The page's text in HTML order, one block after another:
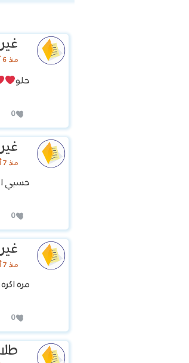
منذ 6 أشهر الساعة 06:24
حلو
0
منذ 7 أشهر الساعة 04:14
حسبي
0
منذ 7 أشهر الساعة 21:19
مره
0